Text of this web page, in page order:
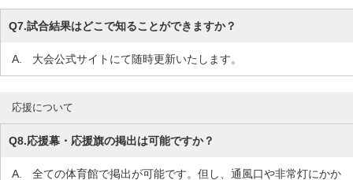
Q7.試合結果はどこで知ることができますか？
A. 大会公式サイトにて随時更新いたします。
応援について
Q8.応援幕・応援旗の掲出は可能ですか？
A.
全ての体育館で掲出が可能です。但し、通風口や非常灯にかか